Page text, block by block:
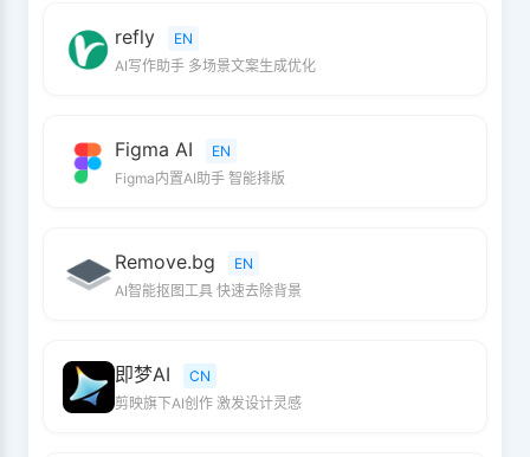
refly
EN
AI写作助手 多场景文案生成优化
Figma AI
EN
Figma内置AI助手 智能排版
Remove.bg
EN
AI智能抠图工具 快速去除背景
即梦AI
CN
剪映旗下AI创作 激发设计灵感